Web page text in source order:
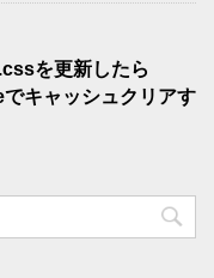
を更新したら
キャッシュクリアす